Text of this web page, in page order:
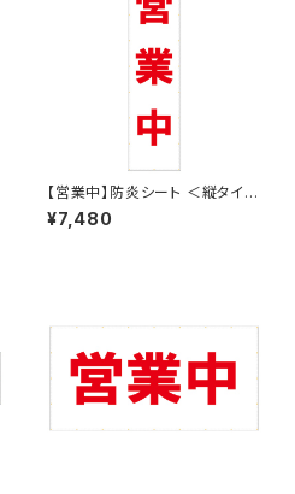
【営業中】防炎シート ＜縦タイプ
w900mm ✕ h3600mm＞ タ
ーポリン製 足場幕 養生幕 横断
¥7,480